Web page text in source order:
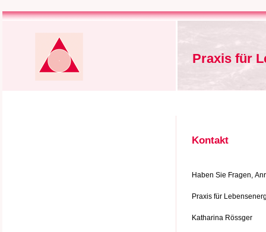
Praxis für
Kontakt
Haben Sie Fragen,
Praxis für
Katharina Rössger